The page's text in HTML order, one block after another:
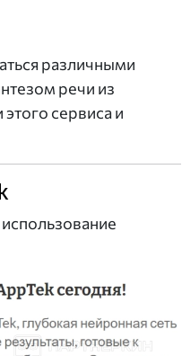
различными
речи из
сервиса и